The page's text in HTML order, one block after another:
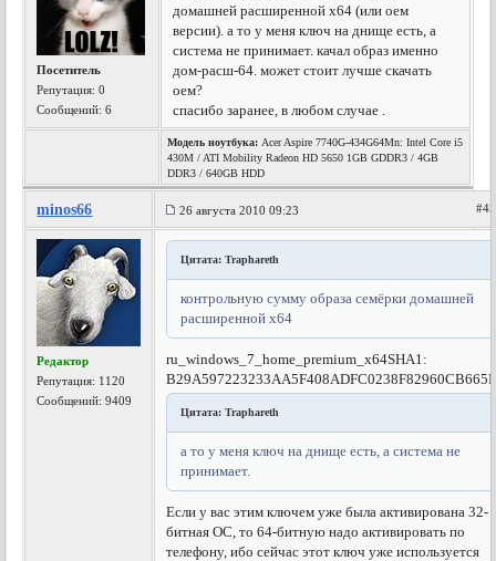
Посетитель
Репутация:0
Сообщений: 6
домашней расширенной х64 (или оем
версии). а то у меня ключ на днище есть, а
система не принимает. качал образ именно
дом-расш-64. может стоит лучше скачать
оем?
спасибо заранее, в любом случае .
Модель ноутбука: Acer Aspire 7740G-434G64Mn: Intel Core i5
430M / ATI Mobility Radeon HD 5650 1GB GDDR3 / 4GB
DDR3 / 640GB HDD
minos66 26 августа 2010 09:23 #45
Редактор
Репутация: 1120
Сообщений: 9409
Цитата: Traphareth
контрольную сумму образа семёрки домашней
расширенной х64
ru_windows_7_home_premium_x64SHA1:
B29A597223233AA5F408ADFC0238F82960CB665F
Цитата: Traphareth
а то у меня ключ на днище есть, а система не
принимает.
Если у вас этим ключем уже была активирована 32-
битная ОС, то 64-битную надо активировать по
телефону, ибо сейчас этот ключ уже используется